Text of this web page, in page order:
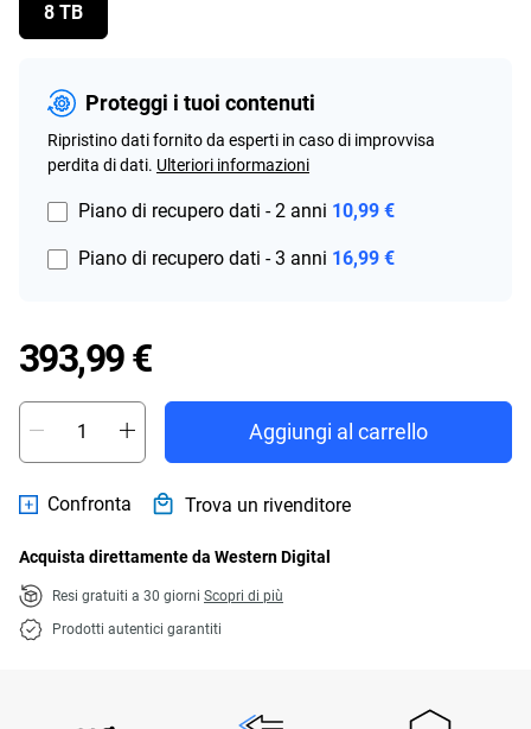
8 TB
Proteggi i tuoi contenuti
Ripristino dati fornito da esperti in caso di improvvisa
perdita di dati. Ulteriori informazioni
Piano di recupero dati - 2 anni 10,99 €
Piano di recupero dati - 3 anni 16,99 €
393,99 €Price 393,99 €
Aggiungi al carrello
Confronta Trova un rivenditore
Acquista direttamente da Western Digital
Resi gratuiti a 30 giorni Scopri di più
Prodotti autentici garantiti